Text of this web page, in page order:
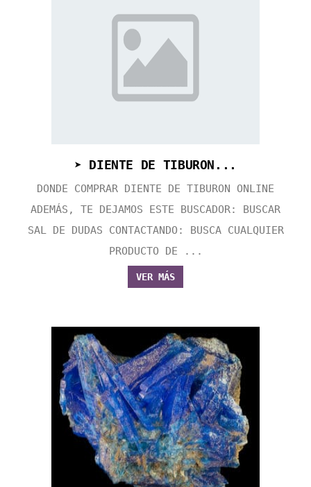
➤ DIENTE DE TIBURON...
DONDE COMPRAR DIENTE DE TIBURON ONLINE
ADEMÁS, TE DEJAMOS ESTE BUSCADOR: BUSCAR
SAL DE DUDAS CONTACTANDO: BUSCA CUALQUIER
PRODUCTO DE ...
VER MÁS